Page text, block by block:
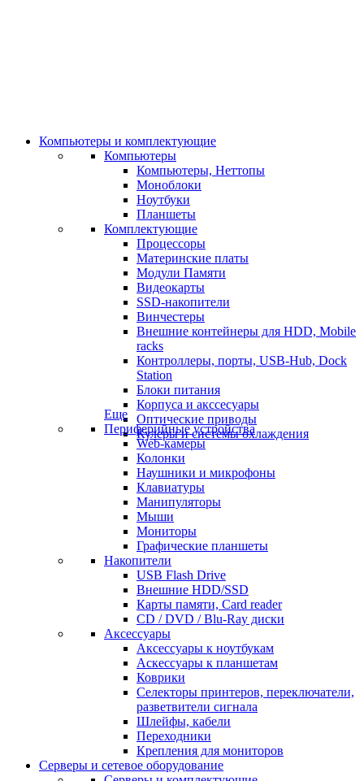
Компьютеры и комплектующие
Компьютеры
Компьютеры, Неттопы
Моноблоки
Ноутбуки
Планшеты
Комплектующие
Процессоры
Материнские платы
Модули Памяти
Видеокарты
SSD-накопители
Винчестеры
Внешние контейнеры для HDD, Mobile
racks
Контроллеры, порты, USB-Hub, Dock
Station
Блоки питания
Корпуса и акссесуары
Оптические приводы
Кулеры и системы охлаждения
Еще
Периферийные устройства
Web-камеры
Колонки
Наушники и микрофоны
Клавиатуры
Манипуляторы
Мыши
Мониторы
Графические планшеты
Накопители
USB Flash Drive
Внешние HDD/SSD
Карты памяти, Card reader
CD / DVD / Blu-Ray диски
Аксессуары
Аксессуары к ноутбукам
Аскессуары к планшетам
Коврики
Селекторы принтеров, переключатели,
разветвители сигнала
Шлейфы, кабели
Переходники
Крепления для мониторов
Серверы и сетевое оборудование